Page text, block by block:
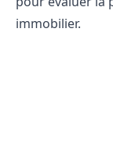
immobilier.